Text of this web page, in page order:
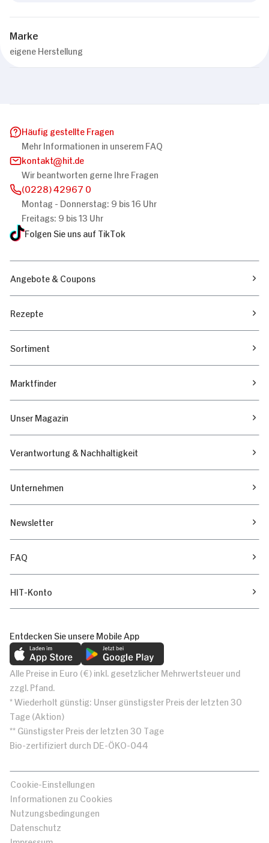
Diese Webseite verwendet Cookies
Wir verwenden Cookies, um Inhalte und Anzeigen
Medien anbieten zu können und die Zugriffe auf
wir Informationen zu Ihrer Verwendung unserer
Website an unsere Partner für soziale Medien,
Werbung und Analysen weiter. Unsere Partner
führen diese Informationen möglicherweise mit
weiteren Daten zusammen, die Sie ihnen
bereitgestellt haben oder die sie im Rahmen
Ihrer Nutzung der Dienste gesammelt haben.
Einwilligungsauswahl
Notwendig
Marke
eigene Herstellung
Häufig gestellte Fragen
Mehr Informationen in unserem FAQ
kontakt
hit.de
Wir beantworten gerne Ihre Fragen
(0228) 42967 0
Montag - Donnerstag: 9 bis 16 Uhr
Freitags: 9 bis 13 Uhr
Folgen Sie uns auf TikTok
Angebote & Coupons
Rezepte
Sortiment
Marktfinder
Unser Magazin
Verantwortung & Nachhaltigkeit
Unternehmen
Newsletter
FAQ
HIT-Konto
Entdecken Sie unsere Mobile App
Alle Preise in Euro (€) inkl. gesetzlicher Mehrwertsteuer und
zzgl. Pfand.
* Wiederholt günstig: Unser günstigster Preis der letzten 30
Tage (Aktion)
** Günstigster Preis der letzten 30 Tage
Bio-zertifiziert durch DE-ÖKO-044
Cookie-Einstellungen
Informationen zu Cookies
Nutzungsbedingungen
Datenschutz